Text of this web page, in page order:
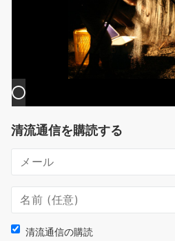
清流通信を購読する
清流通信の購読